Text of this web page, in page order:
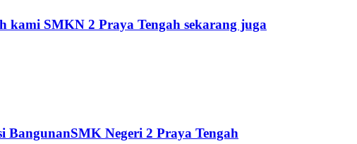
kami SMKN 2 Praya Tengah sekarang juga
Negeri 2 Praya Tengah